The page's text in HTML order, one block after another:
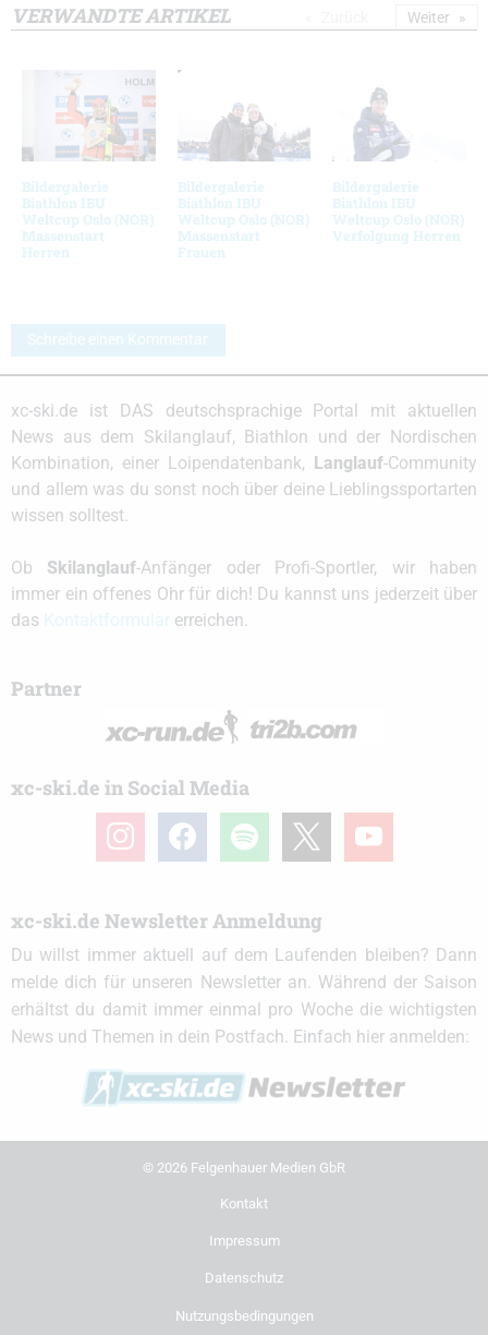
VERWANDTE ARTIKEL
Bildergalerie
Biathlon IBU
Weltcup Oslo (NOR)
Massenstart
Herren
Bildergalerie
Biathlon IBU
Weltcup Oslo (NOR)
Massenstart
Frauen
Bildergalerie
Biathlon IBU
Weltcup Oslo (NOR)
Verfolgung Herren
Weiter
Schreibe einen Kommentar
xc-ski.de ist DAS deutschsprachige Portal mit aktuellen
News aus dem Skilanglauf, Biathlon und der Nordischen
Kombination, einer Loipendatenbank,
Langlauf-Community
und allem was du sonst noch über deine Lieblingssportarten
wissen solltest.
Ob Skilanglauf-Anfänger oder Profi-Sportler, wir haben
immer ein offenes Ohr für dich! Du kannst uns jederzeit über
das
erreichen.
Partner
xc-ski.de in Social Media
instagramfacebook spotify youtube
xc-ski.de Newsletter Anmeldung
Du willst immer aktuell auf dem Laufenden bleiben? Dann
melde dich für unseren Newsletter an. Während der Saison
erhältst du damit immer einmal pro Woche die wichtigsten
News und Themen in dein Postfach. Einfach hier anmelden:
© 2026 Felgenhauer Medien GbR
Kontakt
Impressum
Datenschutz
Nutzungsbedingungen